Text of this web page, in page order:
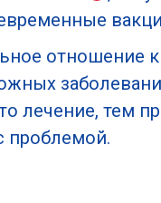
отношение
лечение, тем
проблемой.